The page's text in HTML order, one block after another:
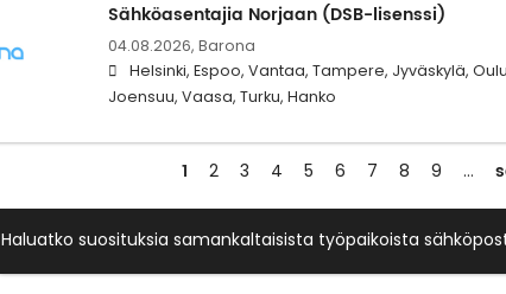
Sähköasentajia Norjaan (DSB-lisenssi)
04.08.2026, Barona
Helsinki, Espoo, Vantaa, Tampere, Jyväskylä,
Joensuu, Vaasa, Turku, Hanko
1 2 3 4 5 6 7 8 9 …
Haluatko suosituksia samankaltaisista työpaikoista